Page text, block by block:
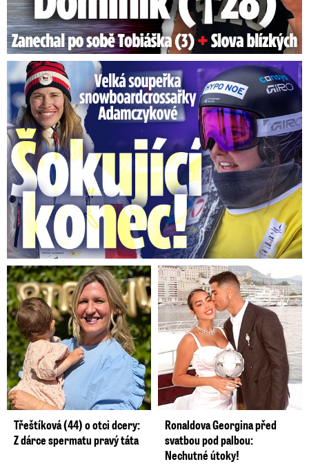
Velká soupeřka Adamczykové: Šokující konec!
Třeštíková (44) o otci dcery:
Z dárce spermatu pravý táta
Ronaldova Georgina před
svatbou pod palbou:
Nechutné útoky!